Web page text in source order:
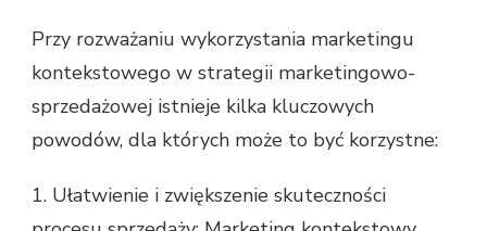
Przy rozważaniu wykorzystania marketingu
kontekstowego w strategii marketingowo-
sprzedażowej istnieje kilka kluczowych
powodów, dla których może to być korzystne:
1. Ułatwienie i zwiększenie skuteczności